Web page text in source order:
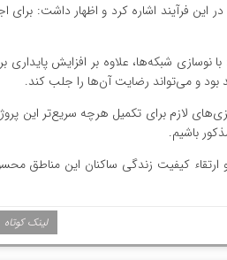
نوسازی شبکه‌ها، علاوه بر افزایش پایداری
و می‌تواند رضایت آن‌ها را جلب کند.
لازم برای تکمیل هرچه سریع‌تر این
باشیم.
ارتقاء کیفیت زندگی ساکنان این مناطق
لینک کوتاه